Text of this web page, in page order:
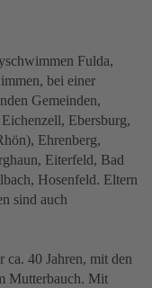
Fulda,
bei einer
Gemeinden,
Ebersburg,
Ehrenberg,
Eiterfeld, Bad
Hosenfeld. Eltern
sind auch
40 Jahren, mit den
Mutterbauch. Mit